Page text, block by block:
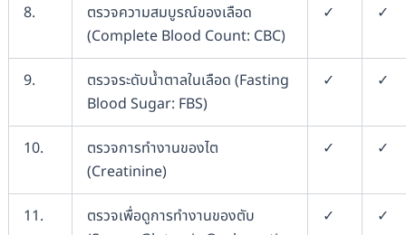
8.
ตรวจความสมบูรณ์ของเลือด
(Complete Blood Count: CBC)
✓ ✓
9.
ตรวจระดับน้ำตาลในเลือด (Fasting
Blood Sugar: FBS)
✓ ✓
10.
ตรวจการทำงานของไต
(Creatinine)
✓ ✓
11.
ตรวจเพื่อดูการทำงานของตับ
✓ ✓